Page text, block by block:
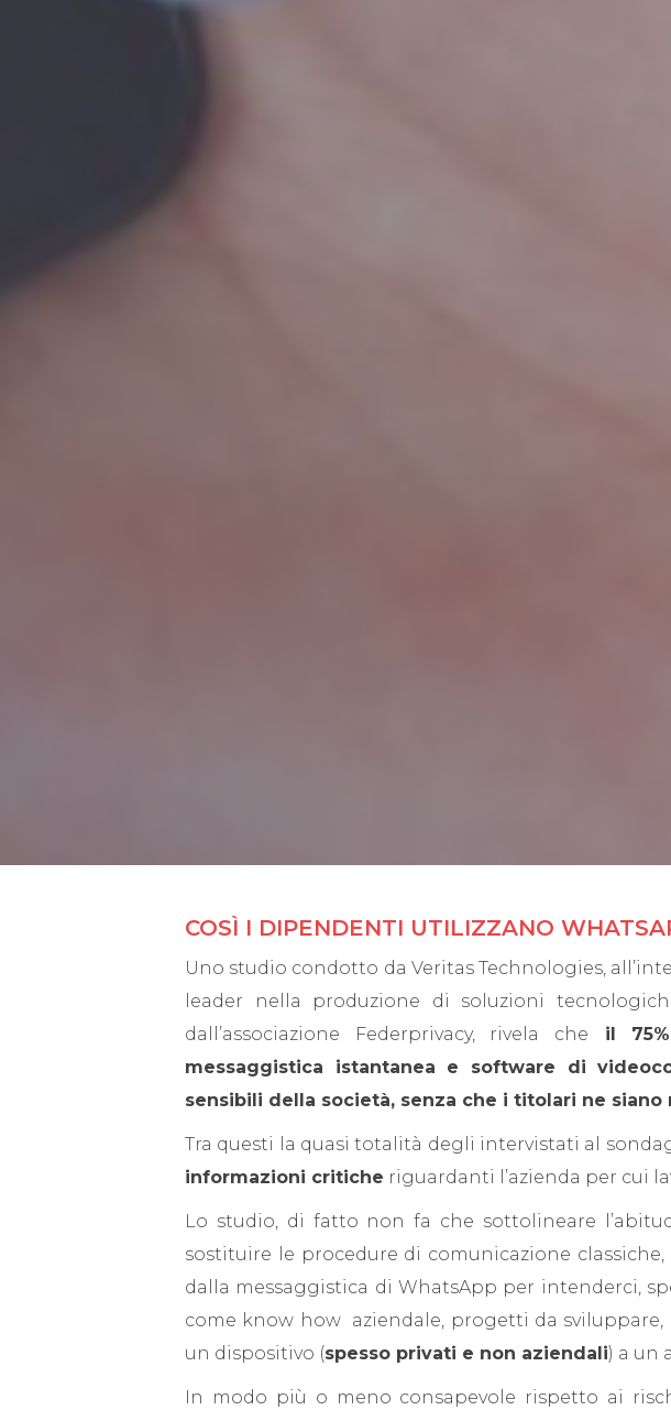
COSÌ I DIPENDENTI UTILIZZANO
Uno studio condotto da Veritas Technologies,
leader nella produzione di soluzioni
dall’associazione Federprivacy, rivela che il
messaggistica istantanea e software di
sensibili della società, senza che i titolari ne
Tra questi la quasi totalità degli intervistati al
informazioni critiche riguardanti l’azienda per cui
Lo studio, di fatto non fa che sottolineare
sostituire le procedure di comunicazione
dalla messaggistica di WhatsApp per intenderci,
come know how aziendale, progetti da
un dispositivo (spesso privati e non aziendali) a un
In modo più o meno consapevole rispetto ai